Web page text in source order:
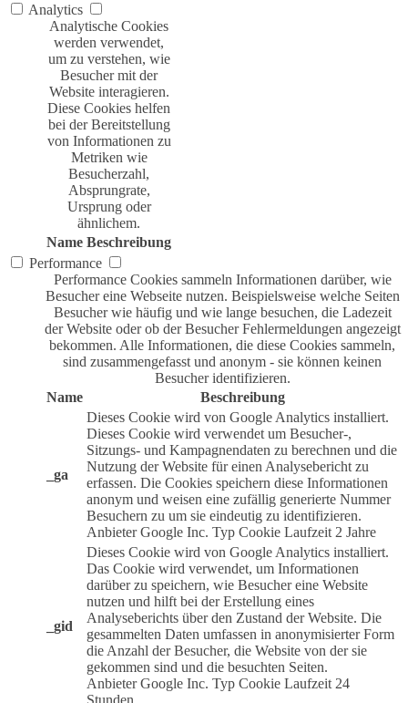
Analytics
Analytische Cookies
werden verwendet,
um zu verstehen, wie
Besucher mit der
Website interagieren.
Diese Cookies helfen
bei der Bereitstellung
von Informationen zu
Metriken wie
Besucherzahl,
Absprungrate,
Ursprung oder
ähnlichem.
Name Beschreibung
Performance
Performance Cookies sammeln Informationen darüber, wie
Besucher eine Webseite nutzen. Beispielsweise welche Seiten
Besucher wie häufig und wie lange besuchen, die Ladezeit
der Website oder ob der Besucher Fehlermeldungen angezeigt
bekommen. Alle Informationen, die diese Cookies sammeln,
sind zusammengefasst und anonym - sie können keinen
Besucher identifizieren.
Name
Beschreibung
_ga
Dieses Cookie wird von Google Analytics installiert.
Dieses Cookie wird verwendet um Besucher-,
Sitzungs- und Kampagnendaten zu berechnen und die
Nutzung der Website für einen Analysebericht zu
erfassen. Die Cookies speichern diese Informationen
anonym und weisen eine zufällig generierte Nummer
Besuchern zu um sie eindeutig zu identifizieren.
Anbieter Google Inc. Typ Cookie Laufzeit 2 Jahre
_gid
Dieses Cookie wird von Google Analytics installiert.
Das Cookie wird verwendet, um Informationen
darüber zu speichern, wie Besucher eine Website
nutzen und hilft bei der Erstellung eines
Analyseberichts über den Zustand der Website. Die
gesammelten Daten umfassen in anonymisierter Form
die Anzahl der Besucher, die Website von der sie
gekommen sind und die besuchten Seiten.
Anbieter Google Inc. Typ Cookie Laufzeit 24
Stunden